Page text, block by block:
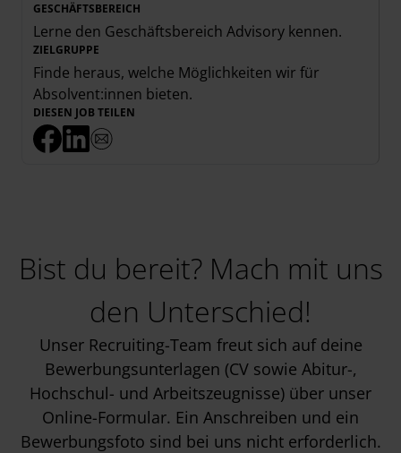
GESCHÄFTSBEREICH
Lerne den Geschäftsbereich Advisory kennen.
ZIELGRUPPE
Finde heraus, welche Möglichkeiten wir für
Absolvent:innen bieten.
DIESEN JOB TEILEN
Bist du bereit? Mach mit uns
den Unterschied!
Unser Recruiting-Team freut sich auf deine
Bewerbungsunterlagen (CV sowie Abitur-,
Hochschul- und Arbeitszeugnisse) über unser
Online-Formular. Ein Anschreiben und ein
Bewerbungsfoto sind bei uns nicht erforderlich.